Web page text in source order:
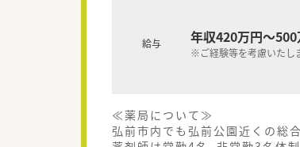
給与 年収420万円～500
※ご経験等を考慮いたし
≪薬局について≫
弘前市内でも弘前公園近くの総